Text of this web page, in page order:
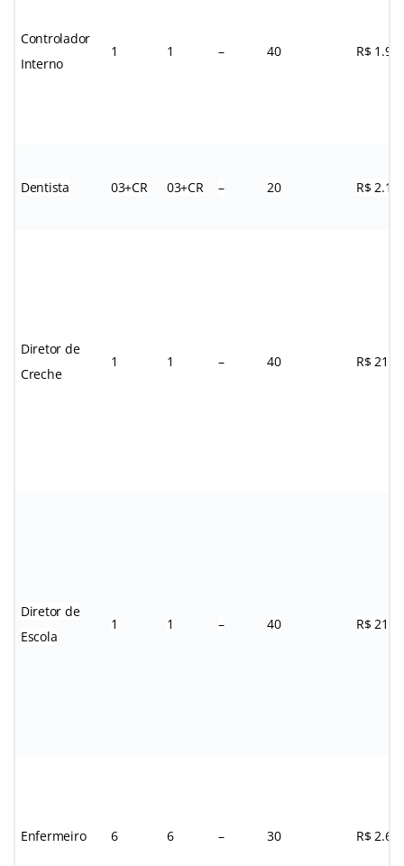
Controlador
Interno
1 1 – 40 R$
Dentista 03+CR 03+CR – 20 R$
Diretor de
Creche
1 1 – 40 R$
Diretor de
Escola
1 1 – 40 R$
Enfermeiro 6 6 – 30 R$